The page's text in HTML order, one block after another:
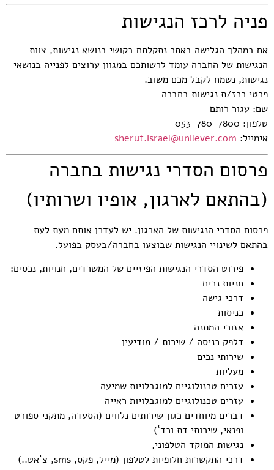
פניה לרכז הנגישות
אם במהלך הגלישה באתר נתקלתם בקושי בנושא נגישות, צוות
הנגישות של החברה עומד לרשותכם במגוון ערוצים לפנייה בנושאי
נגישות, נשמח לקבל מכם משוב.
פרטי רכז/ת נגישות בחברה
שם: עגור רותם
טלפון: 053-780-7800
אימייל:
פרסום הסדרי נגישות בחברה
(בהתאם לארגון, אופיו ושרותיו)
פרסום הסדרי הנגישות של הארגון. יש לעדכן אותם מעת לעת
בהתאם לשינויי הנגישות שבוצעו בחברה/בעסק בפועל.
פירוט הסדרי הנגישות הפיזיים של המשרדים, חנויות, נכסים:
חניות נכים
דרכי גישה
כניסות
אזורי המתנה
דלפק כניסה / שירות / מודיעין
שירותי נכים
מעליות
עזרים טכנולוגיים למוגבלויות שמיעה
עזרים טכנולוגיים למוגבלויות ראייה
דברים מיוחדים כגון שירותים נלווים (הסעדה, מתקני ספורט
ופנאי, שירותי דת וכד`)
נגישות המוקד הטלפוני,
דרכי התקשרות חלופיות לטלפון (מייל, פקס, sms, צ`אט..)